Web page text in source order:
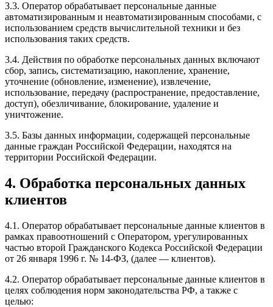
3.3. Оператор обрабатывает персональные данные
автоматизированным и неавтоматизированным способами, с
использованием средств вычислительной техники и без
использования таких средств.
3.4. Действия по обработке персональных данных включают
сбор, запись, систематизацию, накопление, хранение,
уточнение (обновление, изменение), извлечение,
использование, передачу (распространение, предоставление,
доступ), обезличивание, блокирование, удаление и
уничтожение.
3.5. Базы данных информации, содержащей персональные
данные граждан Российской Федерации, находятся на
территории Российской Федерации.
4. Обработка персональных данных
клиентов
4.1. Оператор обрабатывает персональные данные клиентов в
рамках правоотношений с Оператором, урегулированных
частью второй Гражданского Кодекса Российской Федерации
от 26 января 1996 г. № 14-ФЗ, (далее — клиентов).
4.2. Оператор обрабатывает персональные данные клиентов в
целях соблюдения норм законодательства РФ, а также с
целью: